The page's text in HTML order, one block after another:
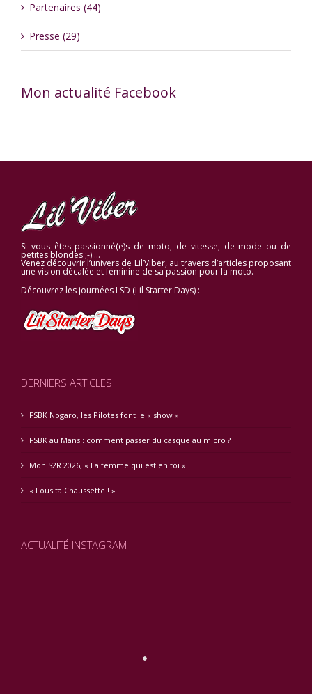
Partenaires (44)
Presse (29)
Mon actualité Facebook
Si vous êtes passionné(e)s de moto, de vitesse, de mode ou de
petites blondes ;-) …
Venez découvrir l’univers de Lil’Viber, au travers d’articles proposant
une vision décalée et féminine de sa passion pour la moto.
Découvrez les journées LSD (Lil Starter Days) :
DERNIERS ARTICLES
FSBK Nogaro, les Pilotes font le « show » !
FSBK au Mans : comment passer du casque au micro ?
Mon S2R 2026, « La femme qui est en toi » !
« Fous ta Chaussette ! »
ACTUALITÉ INSTAGRAM